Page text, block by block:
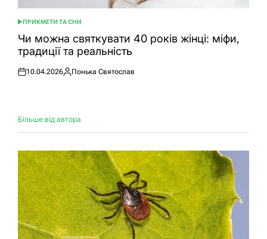
ОПУБЛІКУВАТИ
У
ПРИКМЕТИ ТА СНИ
Чи можна святкувати 40 років жінці: міфи,
традиції та реальність
Оприлюднено
10.04.2026
Опубліковано
Понька Святослав
Більше від автора